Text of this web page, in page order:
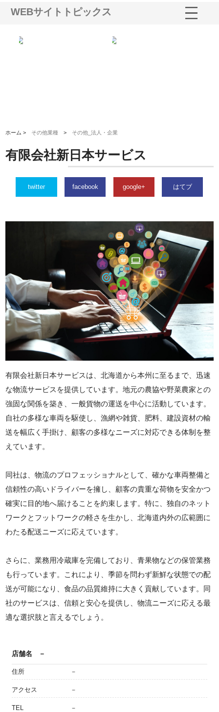
WEBサイトトピックス
ホーム > その他業種 > その他_法人・企業
有限会社新日本サービス
twitter facebook google+ はてブ
有限会社新日本サービスは、北海道から本州に至るまで、迅速
な物流サービスを提供しています。地元の農協や野菜農家との
強固な関係を築き、一般貨物の運送を中心に活動しています。
自社の多様な車両を駆使し、漁網や雑貨、肥料、建設資材の輸
送を幅広く手掛け、顧客の多様なニーズに対応できる体制を整
えています。
同社は、物流のプロフェッショナルとして、確かな車両整備と
信頼性の高いドライバーを擁し、顧客の貴重な荷物を安全かつ
確実に目的地へ届けることを約束します。特に、独自のネット
ワークとフットワークの軽さを生かし、北海道内外の広範囲に
わたる配送ニーズに応えています。
さらに、業務用冷蔵庫を完備しており、青果物などの保管業務
も行っています。これにより、季節を問わず新鮮な状態での配
送が可能になり、食品の品質維持に大きく貢献しています。同
社のサービスは、信頼と安心を提供し、物流ニーズに応える最
適な選択肢と言えるでしょう。
店舗名 －
住所 －
アクセス －
TEL －